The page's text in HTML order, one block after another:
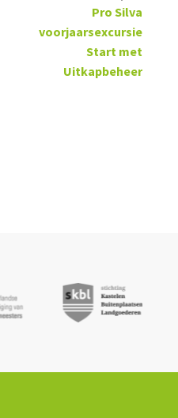
Pro Silva
voorjaarsexcursie
Start met
Uitkapbeheer